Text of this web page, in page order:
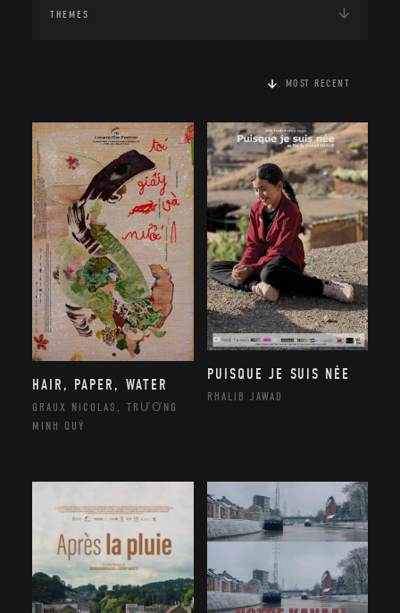
THEMES
MOST RECENT
HAIR, PAPER, WATER
GRAUX NICOLAS, TRƯƠNG
MINH QUÝ
PUISQUE JE SUIS NÉE
RHALIB JAWAD